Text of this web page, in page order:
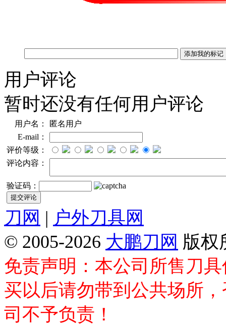
用户评论
暂时还没有任何用户评论
用户名：
匿名用户
E-mail：
评价等级：
评论内容：
验证码：
刀网 | 户外刀具网
© 2005-2026 大鹏刀网 版权
免责声明：本公司所售刀
买以后请勿带到公共场所
司不予负责！